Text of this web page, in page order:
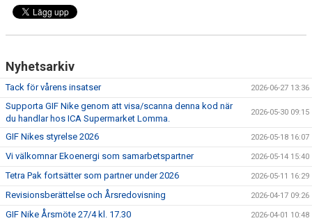
Nyhetsarkiv
Tack för vårens insatser 2026-06-27 13:36
Supporta GIF Nike genom att visa/scanna denna kod när
du handlar hos ICA Supermarket Lomma.
2026-05-30 09:15
GIF Nikes styrelse 2026 2026-05-18 16:07
Vi välkomnar Ekoenergi som samarbetspartner 2026-05-14 15:40
Tetra Pak fortsätter som partner under 2026 2026-05-11 16:29
Revisionsberättelse och Årsredovisning 2026-04-17 09:26
GIF Nike Årsmöte 27/4 kl. 17.30 2026-04-01 10:48